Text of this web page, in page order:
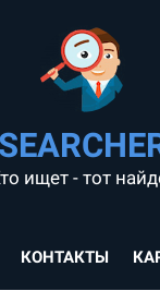
ищет - тот
КОНТАКТЫ